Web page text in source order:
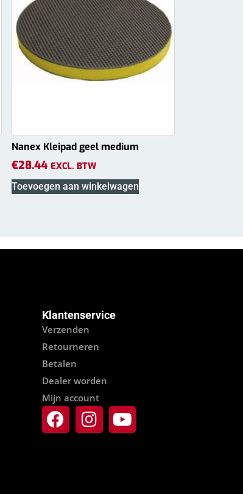
Nanex Kleipad geel medium
€28.44 EXCL. BTW
Toevoegen aan winkelwagen
Klantenservice
Verzenden
Retourneren
Betalen
Dealer worden
Mijn account